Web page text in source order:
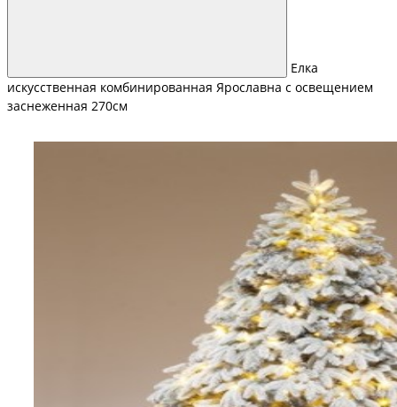
Елка
искусственная комбинированная Ярославна с освещением
заснеженная 270см